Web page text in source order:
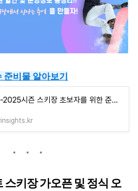
비물 알아보기
2024-2025시즌 스키장 초보자를 위한 준비물 꿀팁 완벽 정리
스키장 가오픈 및 정식 오